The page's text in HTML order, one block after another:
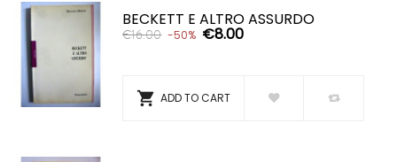
BECKETT E ALTRO ASSURDO
€16.00 -50% €8.00
 ADD TO CART